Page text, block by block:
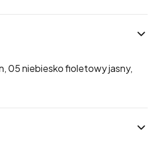
05 niebiesko fioletowy jasny,